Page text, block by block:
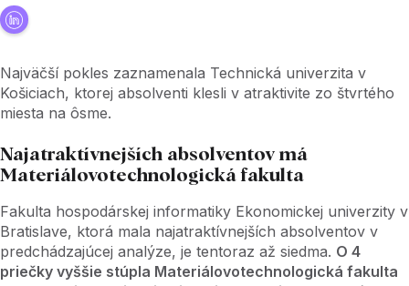
Najväčší pokles zaznamenala Technická univerzita v
Košiciach, ktorej absolventi klesli v atraktivite zo štvrtého
miesta na ôsme.
Najatraktívnejších absolventov má
Materiálovotechnologická fakulta
Fakulta hospodárskej informatiky Ekonomickej univerzity v
Bratislave, ktorá mala najatraktívnejších absolventov v
predchádzajúcej analýze, je tentoraz až siedma. O 4
priečky vyššie stúpla Materiálovotechnologická fakulta